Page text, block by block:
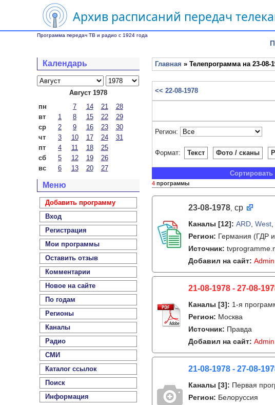
Архив расписаний передач
Программа передач ТВ и радио с 1924 года
Календарь
Август 1978
пн
7 14 21
28
вт
1 8 15 22
29
ср
2 9 16 23
30
чт
3 10 17 24
31
пт
4 11 18
25
сб
5 12 19
26
вс
6 13 20 27
Меню
Добавить программу
Вход
Регистрация
Мои программы
Оставить отзыв
Комментарии
Новое на сайте
По годам
Регионы
Каналы
Радио
СМИ
Каталог ссылок
Поиск
Информация
Главная » Телепрограмма на 23-08-
<< 22-08-1978
Регион:
Формат: Текст Фото / сканы
Сортировать
4 программы
23-08-1978, ср
Каналы [12]: ARD West
Регион: Германия (ГДР
Источник:
Добавил на сайт: Admin
21-08-1978 - 27-08-
Каналы [3]: 1-я
Регион: Москва
Источник: Правда
Добавил на сайт: Admin
21-08-1978 - 27-08-
Каналы [3]: Первая
Регион: Белоруссия